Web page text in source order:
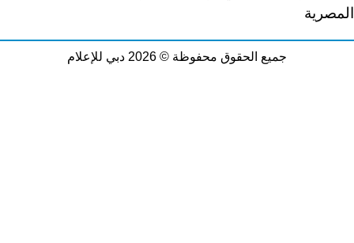
المصرية
جميع الحقوق محفوظة © 2026 دبي للإعلام